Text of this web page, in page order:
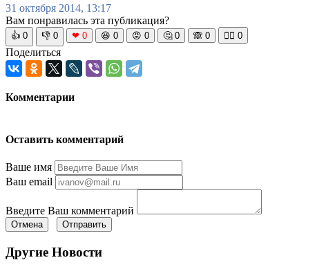
31 октября 2014, 13:17
Вам понравилась эта публикация?
👍 0 👎 0 ❤ 0 😆 0 😡 0 🤔 0 🙈 0 🧘‍♀️ 0
Поделиться
Комментарии
Оставить комментарий
Ваше имя
Ваш email
Введите Ваш комментарий
Отмена Отправить
Другие Новости